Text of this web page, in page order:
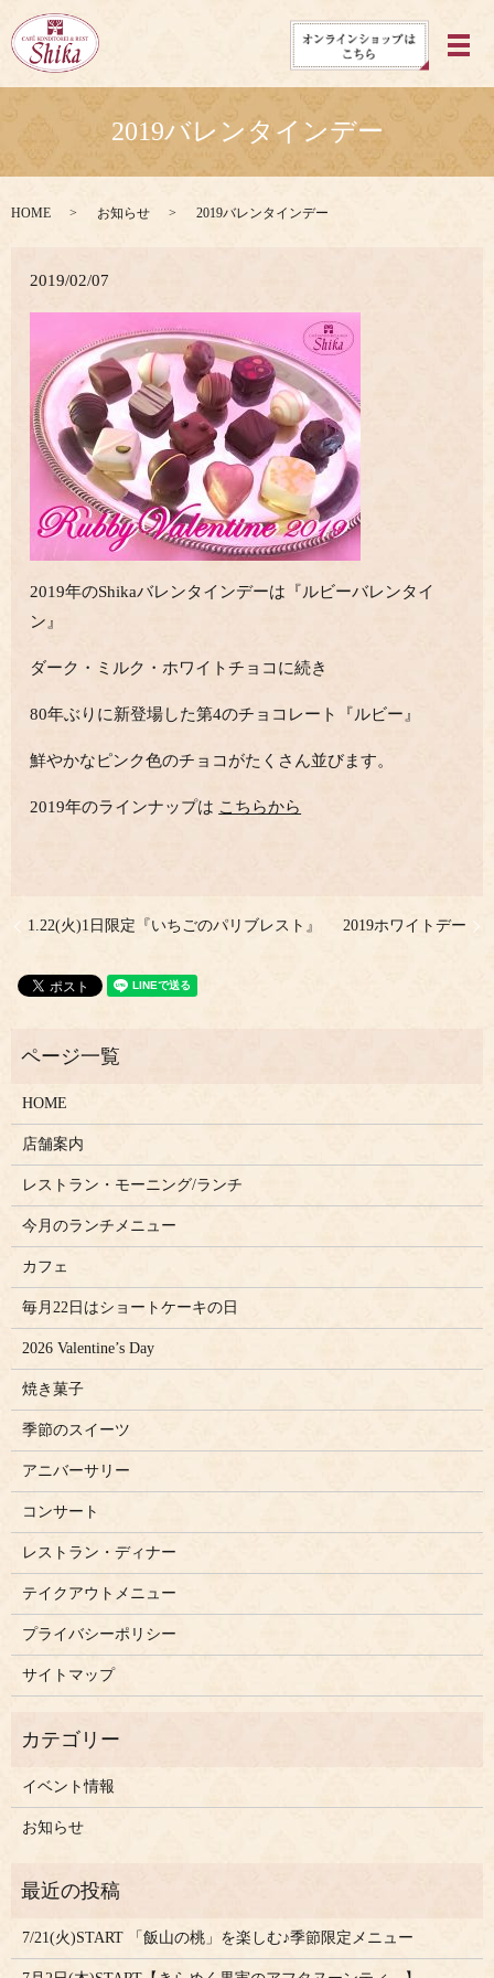
メ
2019バレンタインデー
HOME お知らせ 2019バレンタインデー
2019/02/07
2019年のShikaバレンタインデーは『ルビーバレンタイ
ン』
ダーク・ミルク・ホワイトチョコに続き
80年ぶりに新登場した第4のチョコレート『ルビー』
鮮やかなピンク色のチョコがたくさん並びます。
2019年のラインナップは こちらから
1.22(火)1日限定『いちごのパリブレスト』 2019ホワイトデー
HOME
店舗案内
レストラン・モーニング/ランチ
今月のランチメニュー
カフェ
毎月22日はショートケーキの日
2026 Valentine’s Day
焼き菓子
季節のスイーツ
アニバーサリー
コンサート
レストラン・ディナー
テイクアウトメニュー
プライバシーポリシー
サイトマップ
イベント情報
お知らせ
7/21(火)START 「飯山の桃」を楽しむ♪季節限定メニュー